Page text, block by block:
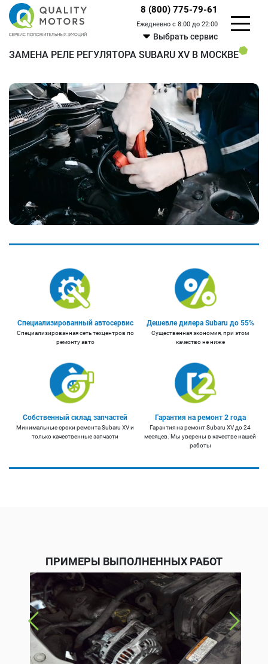
8 (800) 775-79-61
Ежедневно с 8:00 до 22:00
Выбрать сервис
ЗАМЕНА РЕЛЕ РЕГУЛЯТОРА SUBARU XV В МОСКВЕ
Специализированный автосервис
Специализированная сеть техцентров по
ремонту авто
Дешевле дилера Subaru до 55%
Существенная экономия, при этом
качество не ниже
Собственный склад запчастей
Минимальные сроки ремонта Subaru XV и
только качественные запчасти
Гарантия на ремонт 2 года
Гарантия на ремонт Subaru XV до 24
месяцев. Мы уверены в качестве нашей
работы
ПРИМЕРЫ ВЫПОЛНЕННЫХ РАБОТ